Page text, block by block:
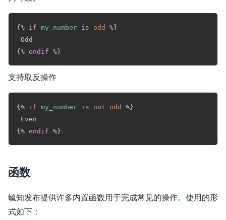
{% if my_number is odd
%}
{% endif %}
支持取反操作
{% if my_number is not odd
%}
{% endif %}
函数
毓知发布提供许多内置函数用于完成常见的操作。使用的形
式如下：